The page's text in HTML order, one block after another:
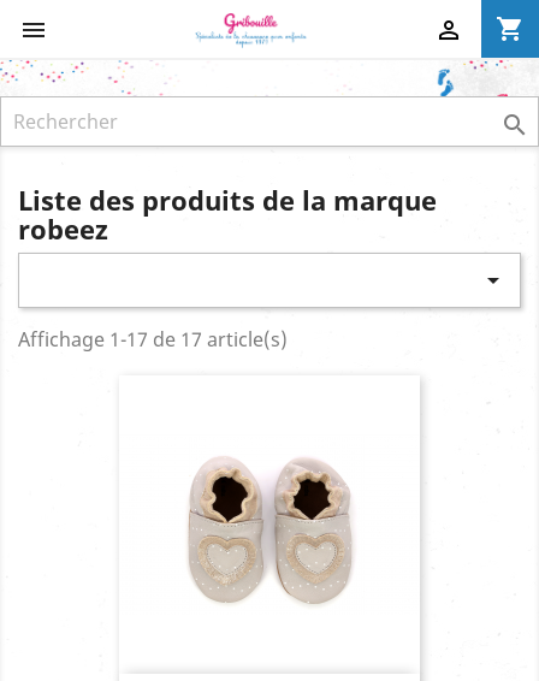
 shopping_cart


Liste des produits de la marque
robeez

Affichage 1-17 de 17 article(s)